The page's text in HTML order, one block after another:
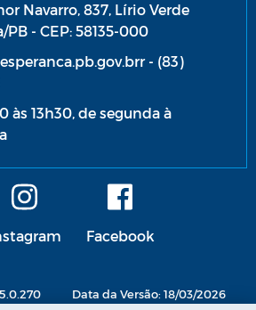
Navarro, 837, Lírio Verde
PB - CEP: 58135-000
- (83)
às 13h30, de segunda à
Facebook
Data da Versão: 18/03/2026